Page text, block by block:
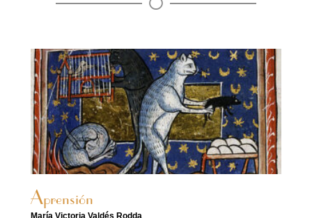
Aprensión
María Victoria Valdés Rodda